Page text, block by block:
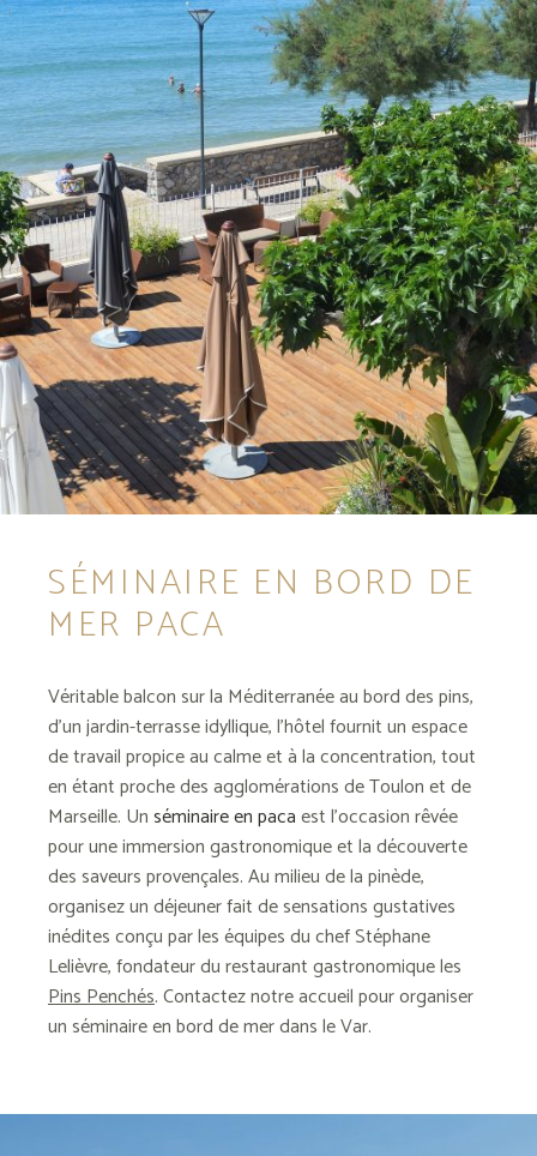
SÉMINAIRE EN BORD DE
MER PACA
Véritable balcon sur la Méditerranée au bord des pins,
d’un jardin-terrasse idyllique, l’hôtel fournit un espace
de travail propice au calme et à la concentration, tout
en étant proche des agglomérations de Toulon et de
Marseille. Unséminaire en pacaest l’occasion rêvée
pour une immersion gastronomique et la découverte
des saveurs provençales. Au milieu de la pinède,
organisez un déjeuner fait de sensations gustatives
inédites conçu par les équipes du chef Stéphane
Lelièvre, fondateur du restaurant gastronomique les
Pins Penchés. Contactez notre accueil pour organiser
unséminaire en bord de merdans le Var.